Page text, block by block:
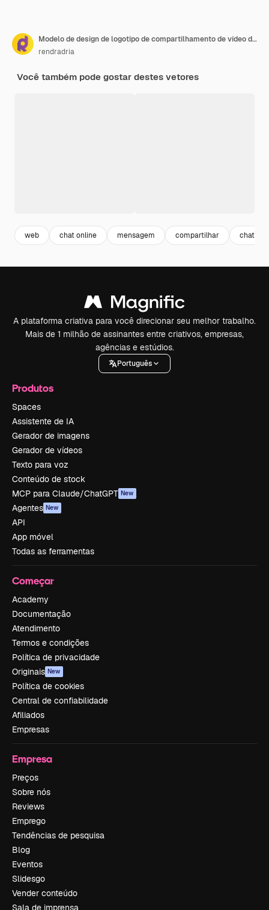
Modelo de design de logotipo de compartilhamento de vídeo de mídia vetorial
rendradria
Você também pode gostar destes vetores
web chat online mensagem compartilhar chat
A plataforma criativa para você direcionar seu melhor trabalho.
Mais de 1 milhão de assinantes entre criativos, empresas,
agências e estúdios.
Português
Produtos
Spaces
Assistente de IA
Gerador de imagens
Gerador de vídeos
Texto para voz
Conteúdo de stock
MCP para Claude/ChatGPT New
Agentes New
API
App móvel
Todas as ferramentas
Começar
Academy
Documentação
Atendimento
Termos e condições
Política de privacidade
Originais New
Política de cookies
Central de confiabilidade
Afiliados
Empresas
Empresa
Preços
Sobre nós
Reviews
Emprego
Tendências de pesquisa
Blog
Eventos
Slidesgo
Vender conteúdo
Sala de imprensa